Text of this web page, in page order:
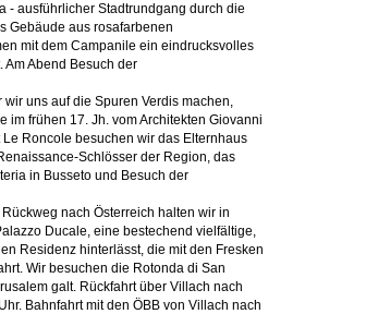
- ausführlicher Stadtrundgang durch die
Gebäude aus rosafarbenen
mit dem Campanile ein eindrucksvolles
Abend Besuch der
wir uns auf die Spuren Verdis machen,
im frühen 17. Jh. vom Architekten Giovanni
Le Roncole besuchen wir das Elternhaus
Schlösser der Region, das
in Busseto und Besuch der
nach Österreich halten wir in
Ducale, eine bestechend vielfältige,
Residenz hinterlässt, die mit den Fresken
Wir besuchen die Rotonda di San
galt. Rückfahrt über Villach nach
Bahnfahrt mit den ÖBB von Villach nach